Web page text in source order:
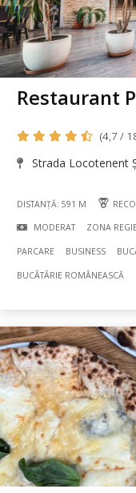
Restaurant
(4,7 /
Strada Locotenent
DISTANȚĂ: 591 M
MODERAT ZONA
PARCARE BUSINESS
BUCÃTÃRIE ROMÂNEASCĂ